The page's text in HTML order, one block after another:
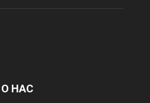
О НАС